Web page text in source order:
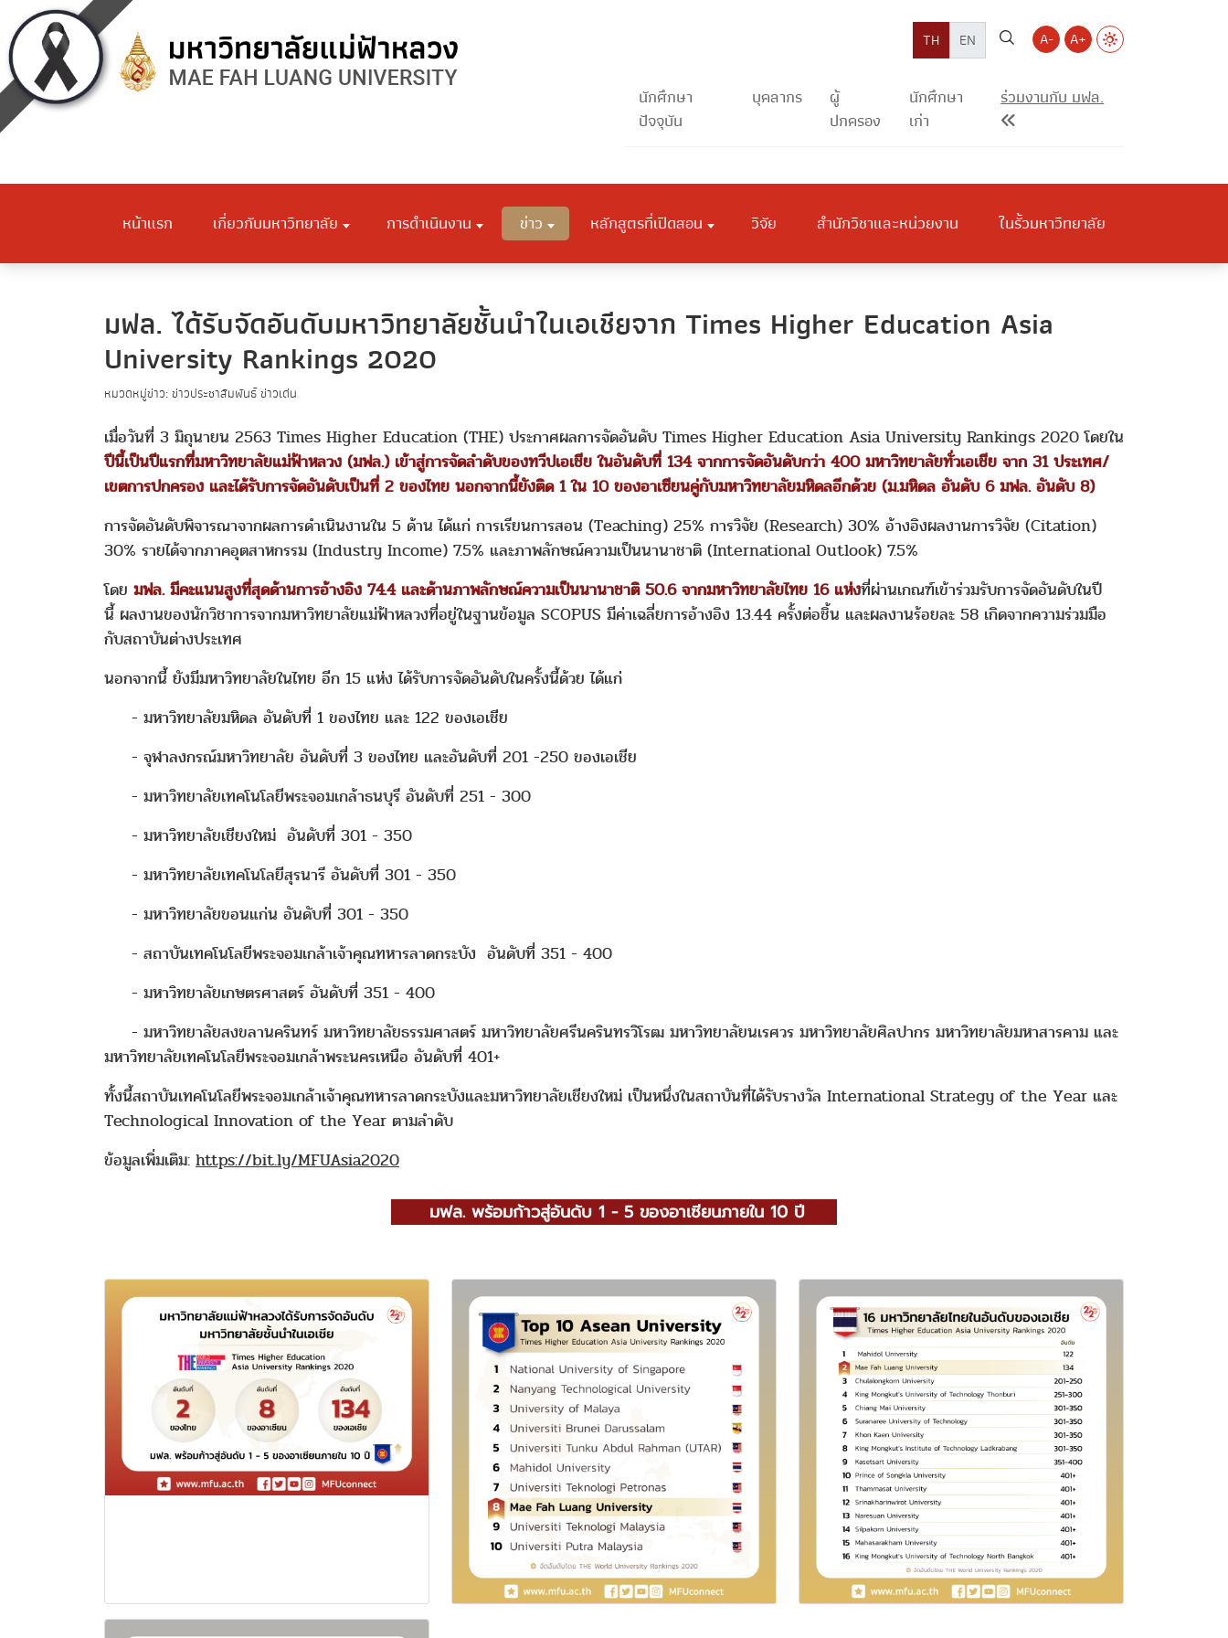
TH EN A- A+
นักศึกษา
ปัจจุบัน
บุคลากร
ผู้
ปกครอง
นักศึกษา
เก่า
ร่วมงานกับ มฟล.
หน้าแรก เกี่ยวกับมหาวิทยาลัย การดำเนินงาน ข่าว หลักสูตรที่เปิดสอน วิจัย สำนักวิชาและหน่วยงาน ในรั้วมหาวิทยาลัย
มฟล. ได้รับจัดอันดับมหาวิทยาลัยชั้นนำในเอเชียจาก Times Higher Education Asia
University Rankings 2020
หมวดหมู่ข่าว: ข่าวประชาสัมพันธ์ ข่าวเด่น
เมื่อวันที่ 3 มิถุนายน 2563 Times Higher Education (THE) ประกาศผลการจัดอันดับ Times Higher Education Asia University Rankings 2020 โดยใน
ปีนี้เป็นปีแรกที่มหาวิทยาลัยแม่ฟ้าหลวง (มฟล.) เข้าสู่การจัดลำดับของทวีปเอเชีย ในอันดับที่ 134 จากการจัดอันดับกว่า 400 มหาวิทยาลัยทั่วเอเชีย จาก 31 ประเทศ/
เขตการปกครอง และได้รับการจัดอันดับเป็นที่ 2 ของไทย นอกจากนี้ยังติด 1 ใน 10 ของอาเซียนคู่กับมหาวิทยาลัยมหิดลอีกด้วย (ม.มหิดล อันดับ 6 มฟล. อันดับ 8)
การจัดอันดับพิจารณาจากผลการดำเนินงานใน 5 ด้าน ได้แก่ การเรียนการสอน (Teaching) 25% การวิจัย (Research) 30% อ้างอิงผลงานการวิจัย (Citation)
30% รายได้จากภาคอุตสาหกรรม (Industry Income) 7.5% และภาพลักษณ์ความเป็นนานาชาติ (International Outlook) 7.5%
โดย มฟล. มีคะแนนสูงที่สุดด้านการอ้างอิง 74.4 และด้านภาพลักษณ์ความเป็นนานาชาติ 50.6 จากมหาวิทยาลัยไทย 16 แห่งที่ผ่านเกณฑ์เข้าร่วมรับการจัดอันดับในปี
นี้ ผลงานของนักวิชาการจากมหาวิทยาลัยแม่ฟ้าหลวงที่อยู่ในฐานข้อมูล SCOPUS มีค่าเฉลี่ยการอ้างอิง 13.44 ครั้งต่อชิ้น และผลงานร้อยละ 58 เกิดจากความร่วมมือ
กับสถาบันต่างประเทศ
นอกจากนี้ ยังมีมหาวิทยาลัยในไทย อีก 15 แห่ง ได้รับการจัดอันดับในครั้งนี้ด้วย ได้แก่
- มหาวิทยาลัยมหิดล อันดับที่ 1 ของไทย และ 122 ของเอเชีย
- จุฬาลงกรณ์มหาวิทยาลัย อันดับที่ 3 ของไทย และอันดับที่ 201 -250 ของเอเชีย
- มหาวิทยาลัยเทคโนโลยีพระจอมเกล้าธนบุรี อันดับที่ 251 - 300
- มหาวิทยาลัยเชียงใหม่ อันดับที่ 301 - 350
- มหาวิทยาลัยเทคโนโลยีสุรนารี อันดับที่ 301 - 350
- มหาวิทยาลัยขอนแก่น อันดับที่ 301 - 350
- สถาบันเทคโนโลยีพระจอมเกล้าเจ้าคุณทหารลาดกระบัง อันดับที่ 351 - 400
- มหาวิทยาลัยเกษตรศาสตร์ อันดับที่ 351 - 400
- มหาวิทยาลัยสงขลานครินทร์ มหาวิทยาลัยธรรมศาสตร์ มหาวิทยาลัยศรีนครินทรวิโรฒ มหาวิทยาลัยนเรศวร มหาวิทยาลัยศิลปากร มหาวิทยาลัยมหาสารคาม และ
มหาวิทยาลัยเทคโนโลยีพระจอมเกล้าพระนครเหนือ อันดับที่ 401+
ทั้งนี้สถาบันเทคโนโลยีพระจอมเกล้าเจ้าคุณทหารลาดกระบังและมหาวิทยาลัยเชียงใหม่ เป็นหนึ่งในสถาบันที่ได้รับรางวัล International Strategy of the Year และ
Technological Innovation of the Year ตามลำดับ
ข้อมูลเพิ่มเติม: https://bit.ly/MFUAsia2020
มฟล. พร้อมก้าวสู่อันดับ 1 - 5 ของอาเซียนภายใน 10 ปี